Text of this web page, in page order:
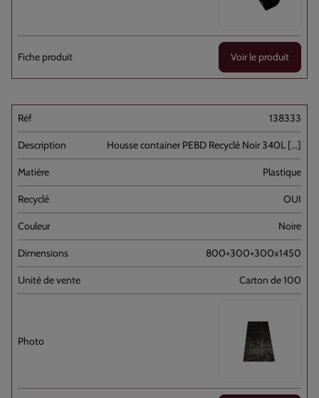
Voir le produit
138333
Housse container PEBD Recyclé Noir 340L [...]
Plastique
OUI
Noire
800+300+300x1450
Carton de 100